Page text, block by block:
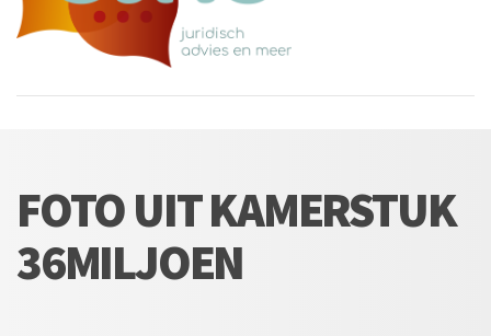
FOTO UIT KAMERSTUK
36MILJOEN